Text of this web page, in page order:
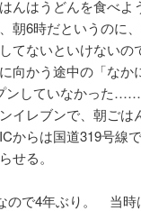
んはうどんを食べよ
朝6時だというのに
ないといけないの
かう途中の「なか
ンしていなかった……
イレブンで、朝ごは
らは国道319号線
せる。
ので4年ぶり。 当時